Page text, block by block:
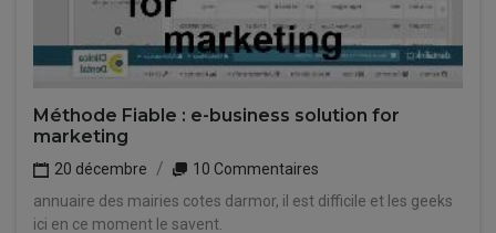
Méthode Fiable : e-business solution for
marketing
20 décembre
10 Commentaires
annuaire des mairies cotes darmor, il est difficile et les geeks
ici en ce moment le savent.